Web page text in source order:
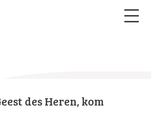
des Heren, kom